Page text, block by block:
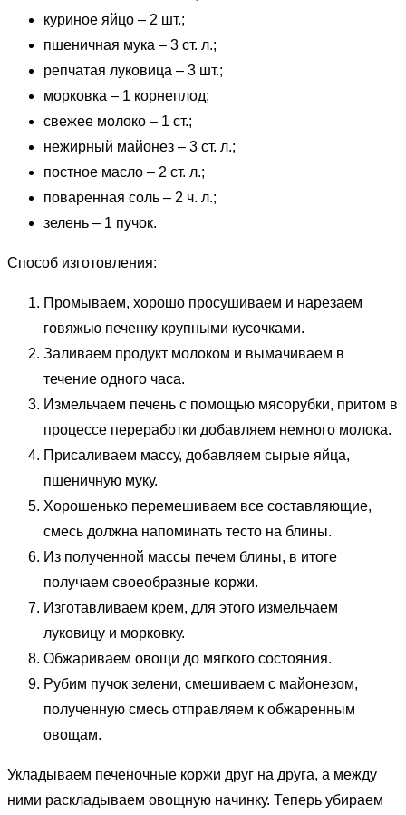
куриное яйцо – 2 шт.;
пшеничная мука – 3 ст. л.;
репчатая луковица – 3 шт.;
морковка – 1 корнеплод;
свежее молоко – 1 ст.;
нежирный майонез – 3 ст. л.;
постное масло – 2 ст. л.;
поваренная соль – 2 ч. л.;
зелень – 1 пучок.
Способ изготовления:
Промываем, хорошо просушиваем и нарезаем
говяжью печенку крупными кусочками.
Заливаем продукт молоком и вымачиваем в
течение одного часа.
Измельчаем печень с помощью мясорубки, притом в
процессе переработки добавляем немного молока.
Присаливаем массу, добавляем сырые яйца,
пшеничную муку.
Хорошенько перемешиваем все составляющие,
смесь должна напоминать тесто на блины.
Из полученной массы печем блины, в итоге
получаем своеобразные коржи.
Изготавливаем крем, для этого измельчаем
луковицу и морковку.
Обжариваем овощи до мягкого состояния.
Рубим пучок зелени, смешиваем с майонезом,
полученную смесь отправляем к обжаренным
овощам.
Укладываем печеночные коржи друг на друга, а между
ними раскладываем овощную начинку. Теперь убираем